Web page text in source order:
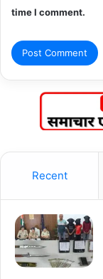
time I comment.
Recent